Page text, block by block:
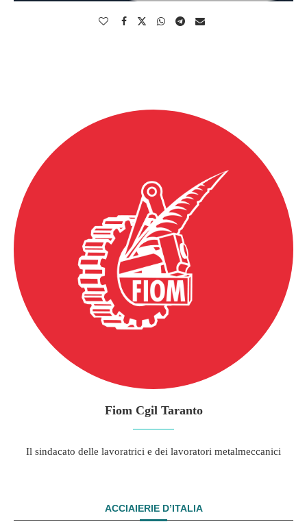
Fiom Cgil Taranto
Il sindacato delle lavoratrici e dei lavoratori metalmeccanici
ACCIAIERIE D’ITALIA